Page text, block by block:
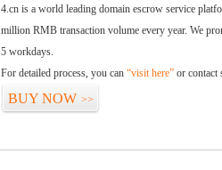
4.cn is a world leading domain escrow service
million RMB transaction volume every year. We
5 workdays.
For detailed process, you can “visit here” or contact
BUY NOW >>